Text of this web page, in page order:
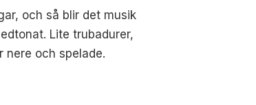
och så blir det musik
Lite trubadurer,
nere och spelade.